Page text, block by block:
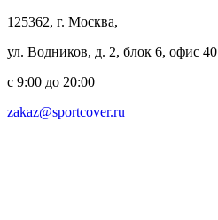
125362, г. Москва,
ул. Водников, д. 2, блок 6, офис 40
с 9:00 до 20:00
zakaz@sportcover.ru